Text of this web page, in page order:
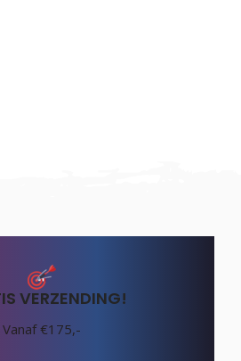
VERZENDING!
Vanaf €175,-